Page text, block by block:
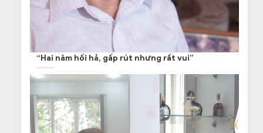
“Hai năm hối hả, gấp rút nhưng rất vui”